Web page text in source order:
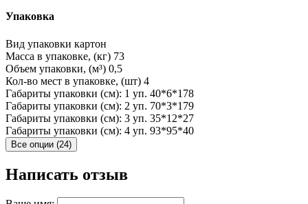
Упаковка
Вид упаковки картон
Масса в упаковке, (кг) 73
Объем упаковки, (м³) 0,5
Кол-во мест в упаковке, (шт) 4
Габариты упаковки (см): 1 уп. 40*6*178
Габариты упаковки (см): 2 уп. 70*3*179
Габариты упаковки (см): 3 уп. 35*12*27
Габариты упаковки (см): 4 уп. 93*95*40
Все опции (24)
Написать отзыв